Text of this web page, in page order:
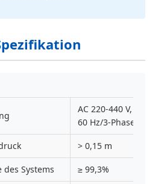
AC 220-440 V, 50-
60 Hz/3-Phase
> 0,15 m
Systems ≥ 99,3%